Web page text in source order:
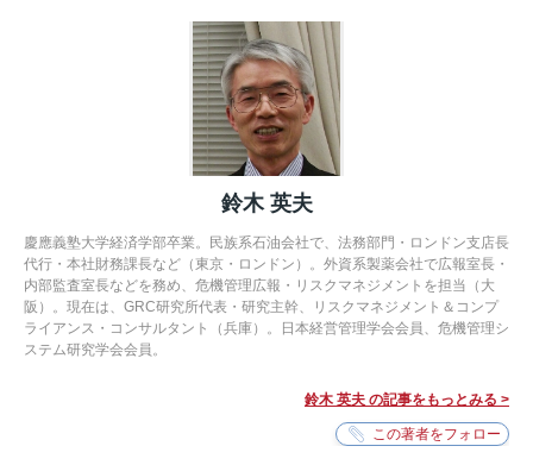
鈴木 英夫
慶應義塾大学経済学部卒業。民族系石油会社で、法務部門・ロンドン支店長
代行・本社財務課長など（東京・ロンドン）。外資系製薬会社で広報室長・
内部監査室長などを務め、危機管理広報・リスクマネジメントを担当（大
阪）。現在は、GRC研究所代表・研究主幹、リスクマネジメント＆コンプ
ライアンス・コンサルタント（兵庫）。日本経営管理学会会員、危機管理シ
ステム研究学会会員。
鈴木 英夫 の記事をもっとみる >